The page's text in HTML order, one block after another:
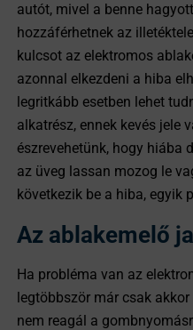
autót, mivel a benne
hozzáférhetnek az
kulcsot az elektromos
azonnal elkezdeni a hiba
legritkább esetben lehet
alkatrész, ennek kevés jele
észrevehetünk, hogy hiába
az üveg lassan mozog le
következik be a hiba, egyik
Az ablakemelő
Ha probléma van az
legtöbbször már csak
nem reagál a